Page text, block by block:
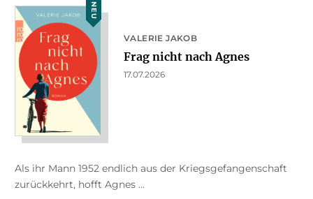
NEU
VALERIE JAKOB
Frag nicht nach Agnes
17.07.2026
Als ihr Mann 1952 endlich aus der Kriegsgefangenschaft
zurückkehrt, hofft Agnes ...